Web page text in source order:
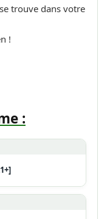
trouve dans votre
!
: